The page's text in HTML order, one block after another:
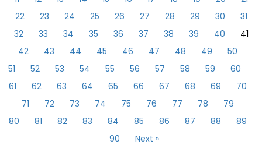
22
23 24 25 26 27 28 29 30
31
32
33 34 35 36 37 38 39 40
41
42
43 44 45 46 47 48 49
50
51
52 53 54 55 56 57 58 59
60
61
62 63 64 65 66 67 68 69
70
71
72 73 74 75 76 77 78
79
80
81 82 83 84 85 86 87 88
89
90
Next »